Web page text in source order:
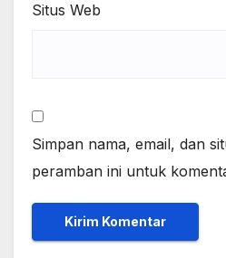
Situs Web
Simpan nama, email, dan
peramban ini untuk